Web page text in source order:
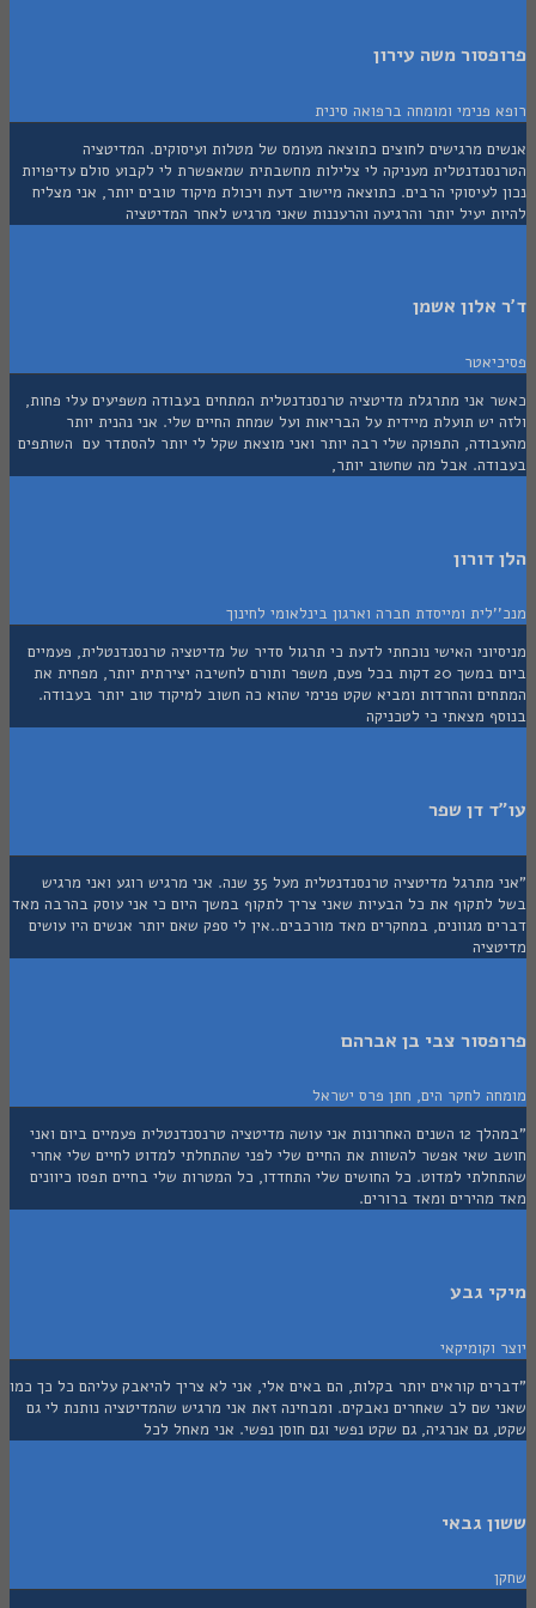
משה עירון
פנימי ומומחה ברפואה סינית
מרגישים לחוצים כתוצאה מעומס של מטלות ועיסוקים. המדיטציה
מעניקה לי צלילות מחשבתית שמאפשרת לי לקבוע סולם עדיפויות
לעיסוקי הרבים. כתוצאה מיישוב דעת ויכולת מיקוד טובים יותר, אני מצליח
יעיל יותר והרגיעה והרעננות שאני מרגיש לאחר המדיטציה
אשמן
אני מתרגלת מדיטציה טרנסנדנטלית המתחים בעבודה משפיעים עלי פחות,
יש תועלת מיידית על הבריאות ועל שמחת החיים שלי. אני נהנית יותר
התפוקה שלי רבה יותר ואני מוצאת שקל לי יותר להסתדר עם השותפים
אבל מה שחשוב יותר,
ומייסדת חברה וארגון בינלאומי לחינוך
האישי נוכחתי לדעת כי תרגול סדיר של מדיטציה טרנסנדנטלית, פעמיים
ביום במשך 20 דקות בכל פעם, משפר ותורם לחשיבה יצירתית יותר, מפחית את
והחרדות ומביא שקט פנימי שהוא כה חשוב למיקוד טוב יותר בעבודה.
מצאתי כי לטכניקה
דן שפר
"אני מתרגל מדיטציה טרנסנדנטלית מעל 35 שנה. אני מרגיש רוגע ואני מרגיש
את כל הבעיות שאני צריך לתקוף במשך היום כי אני עוסק בהרבה מאד
מגוונים, במחקרים מאד מורכבים..אין לי ספק שאם יותר אנשים היו עושים
צבי בן אברהם
לחקר הים, חתן פרס ישראל
"במהלך 12 השנים האחרונות אני עושה מדיטציה טרנסנדנטלית פעמיים ביום ואני
שאי אפשר להשוות את החיים שלי לפני שהתחלתי למדוט לחיים שלי אחרי
למדוט. כל החושים שלי התחדדו, כל המטרות שלי בחיים תפסו כיוונים
ומאד ברורים.
גבע
קוראים יותר בקלות, הם באים אלי, אני לא צריך להיאבק עליהם כל כך כמו
שם לב שאחרים נאבקים. ומבחינה זאת אני מרגיש שהמדיטציה נותנת לי גם
אנרגיה, גם שקט נפשי וגם חוסן נפשי. אני מאחל לכל
גבאי